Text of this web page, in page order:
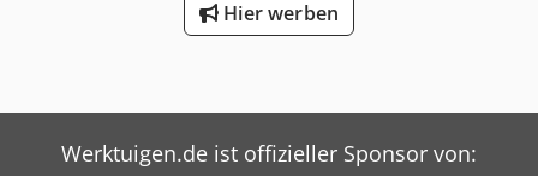
Hier werben
Werktuigen.de ist offizieller Sponsor von: